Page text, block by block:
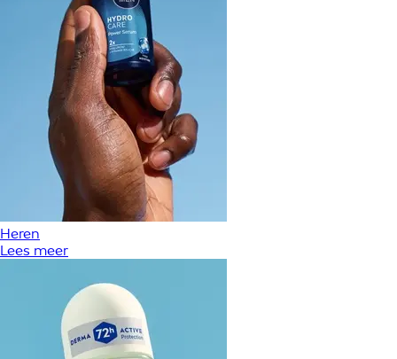
Heren
Lees meer